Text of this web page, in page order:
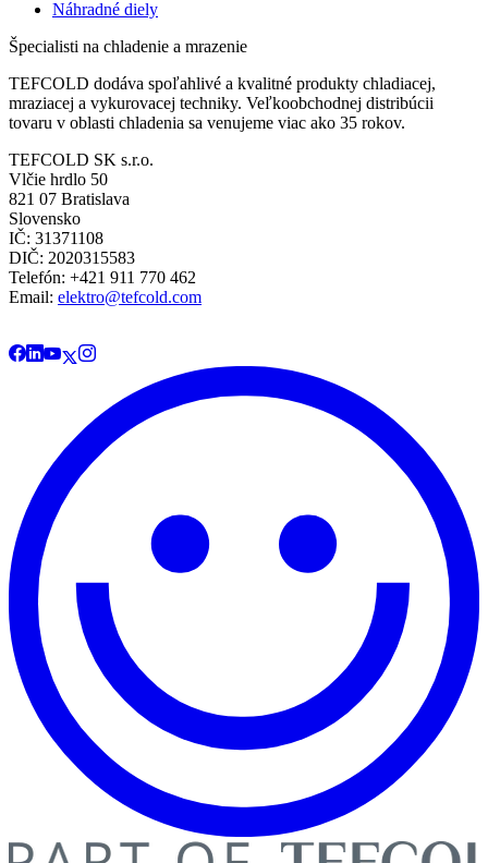
Náhradné diely
Špecialisti na chladenie a mrazenie
TEFCOLD dodáva spoľahlivé a kvalitné produkty chladiacej,
mraziacej a vykurovacej techniky. Veľkoobchodnej distribúcii
tovaru v oblasti chladenia sa venujeme viac ako 35 rokov.
TEFCOLD SK s.r.o.
Vlčie hrdlo 50
821 07 Bratislava
Slovensko
IČ: 31371108
DIČ: 2020315583
Telefón: +421 911 770 462
Email: elektro@tefcold.com